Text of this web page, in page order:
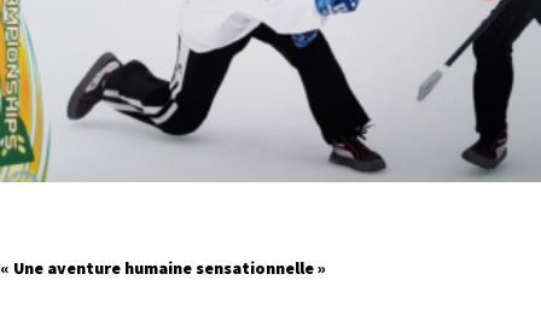
« Une aventure humaine sensationnelle »